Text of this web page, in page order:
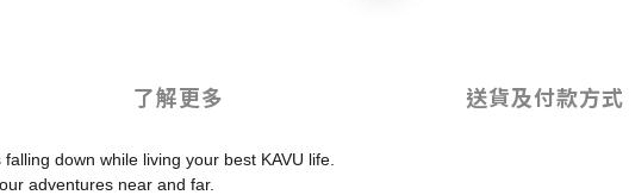
了解更多 送貨及付款方式
down while living your best KAVU life.
adventures near and far.